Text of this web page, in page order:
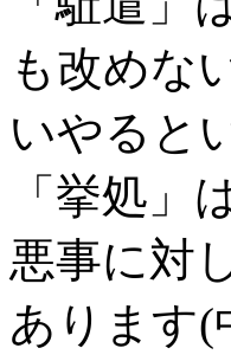
も改めな
いやると
「挙処
悪事に対
あります(